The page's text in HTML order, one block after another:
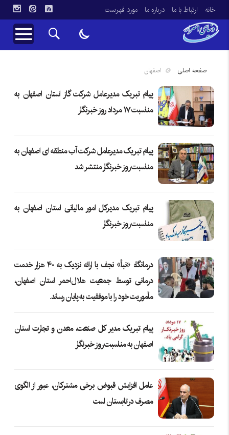
خانه ارتباط با ما درباره ما مورد فهرست
صفحه اصلی اصفهان
پیام تبریک مدیرعامل شرکت گاز استان اصفهان به
مناسبت ۱۷ مرداد روز خبرنگار
پیام تبریک مدیرعامل شرکت آب منطقه ای اصفهان به
مناسبت روز خبرنگار منتشر شد
پیام تبریک مدیرکل امور مالیاتی استان اصفهان به
مناسبت روز خبرنگار
درمانگاه «نبأ» نجف با ارائه نزدیک به ۴۰ هزار خدمت
درمانی توسط جمعیت هلال‌احمر استان اصفهان،
مأموریت خود را با موفقیت به پایان رساند.
پیام تبریک مدیر کل صنعت، معدن و تجارت استان
اصفهان به مناسبت روز خبرنگار
عامل افزایش قبوض برخی مشترکان، عبور از الگوی
مصرف در تابستان است